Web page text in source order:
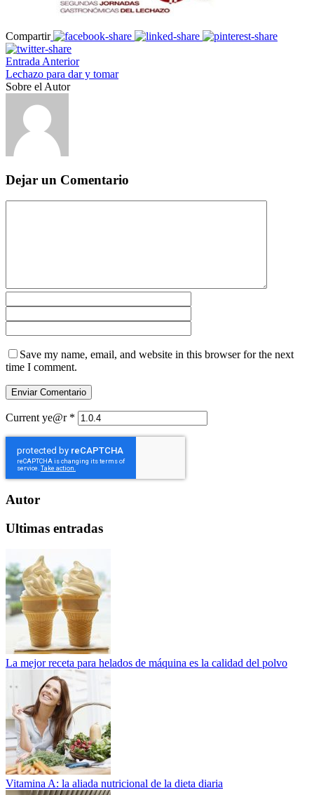
Compartir
Entrada Anterior
Lechazo para dar y tomar
Sobre el Autor
Dejar un Comentario
Save my name, email, and website in this browser for the next
time I comment.
Current ye@r *
Autor
Ultimas entradas
La mejor receta para helados de máquina es la calidad del polvo
Vitamina A: la aliada nutricional de la dieta diaria